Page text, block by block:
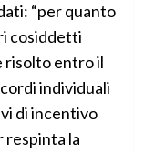
“per quanto
cosiddetti
risolto entro il
individuali
di incentivo
respinta la